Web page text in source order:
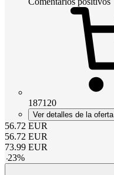
187120
Ver detalles de la oferta
56.72 EUR
56.72 EUR
73.99 EUR
-23%